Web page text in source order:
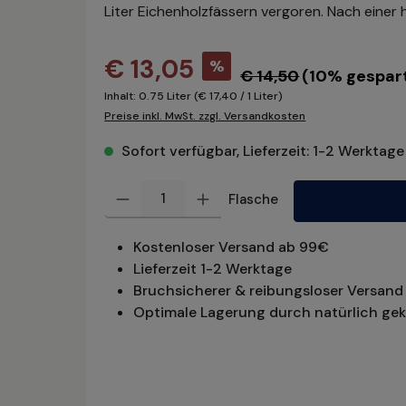
Liter Eichenholzfässern vergoren. Nach
€ 13,05 % € 14,50(10%
Inhalt: 0.75 Liter (€ 17,40 / 1 Liter)
Preise inkl. MwSt. zzgl. Versandkosten
Sofort verfügbar, Lieferzeit: 1-2 Werktage
Produkt Anzahl: Gib den gewünschten Wert ein oder
Flasche
Kostenloser Versand ab 99€
Lieferzeit 1-2 Werktage
Bruchsicherer & reibungsloser
Optimale Lagerung durch natürlich